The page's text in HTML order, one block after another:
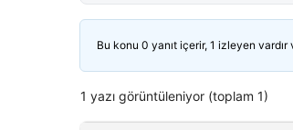
Bu konu 0 yanıt içerir, 1 izleyen vardır
1 yazı görüntüleniyor (toplam 1)